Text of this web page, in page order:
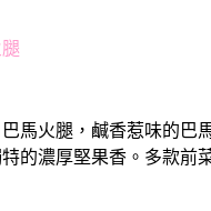
⾺火腿，鹹香惹味的巴
的濃厚堅果香。多款前